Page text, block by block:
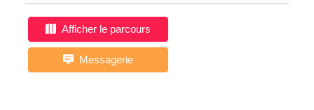
Afficher le parcours
Messagerie